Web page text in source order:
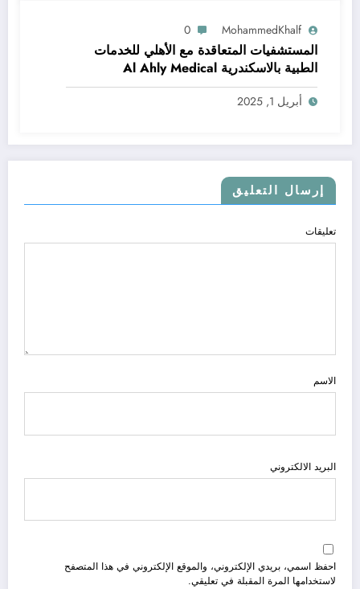
MohammedKhalf
0
المستشفيات المتعاقدة مع الأهلي للخدمات
الطبية بالاسكندرية Al Ahly Medical
Company
أبريل 1, 2025
إرسال التعليق
تعليقات
الاسم
البريد الالكتروني
احفظ اسمي، بريدي الإلكتروني، والموقع الإلكتروني في هذا المتصفح
لاستخدامها المرة المقبلة في تعليقي.